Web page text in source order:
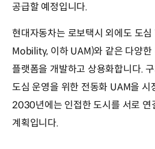
공급할 예정입니다.
현대자동차는 로보택시 외에도 도
Mobility, 이하 UAM)와 같은 다양한
플랫폼을 개발하고 상용화합니다.
도심 운영을 위한 전동화 UAM을 시
2030년에는 인접한 도시를 서로 연
계획입니다.